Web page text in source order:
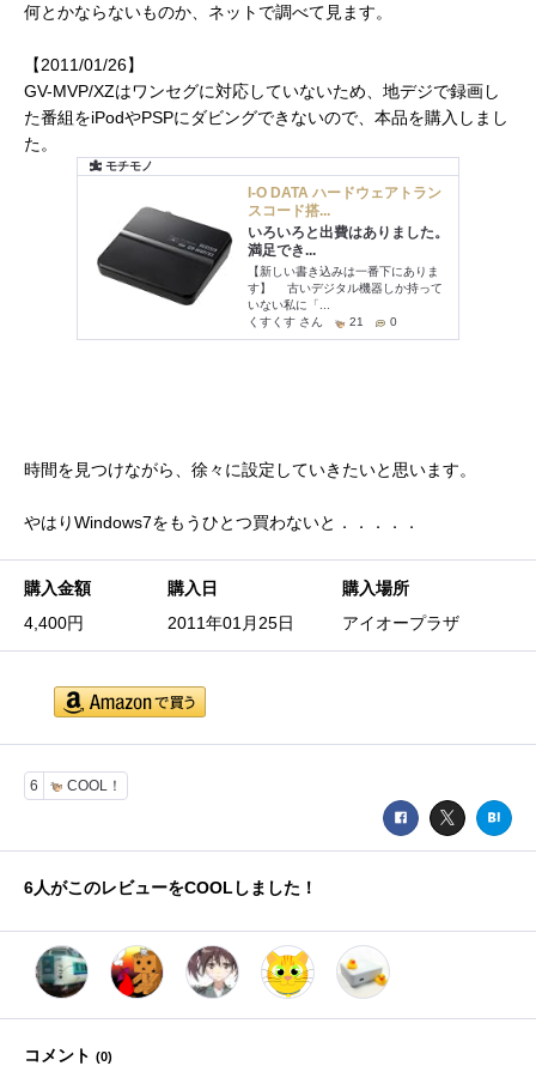
何とかならないものか、ネットで調べて見ます。
【2011/01/26】
GV-MVP/XZはワンセグに対応していないため、地デジで録画し
た番組をiPodやPSPにダビングできないので、本品を購入しまし
た。
時間を見つけながら、徐々に設定していきたいと思います。
やはりWindows7をもうひとつ買わないと．．．．．
購入金額
4,400円
購入日
2011年01月25日
購入場所
アイオープラザ
6 COOL！
6人がこのレビューをCOOLしました！
コメント (0)